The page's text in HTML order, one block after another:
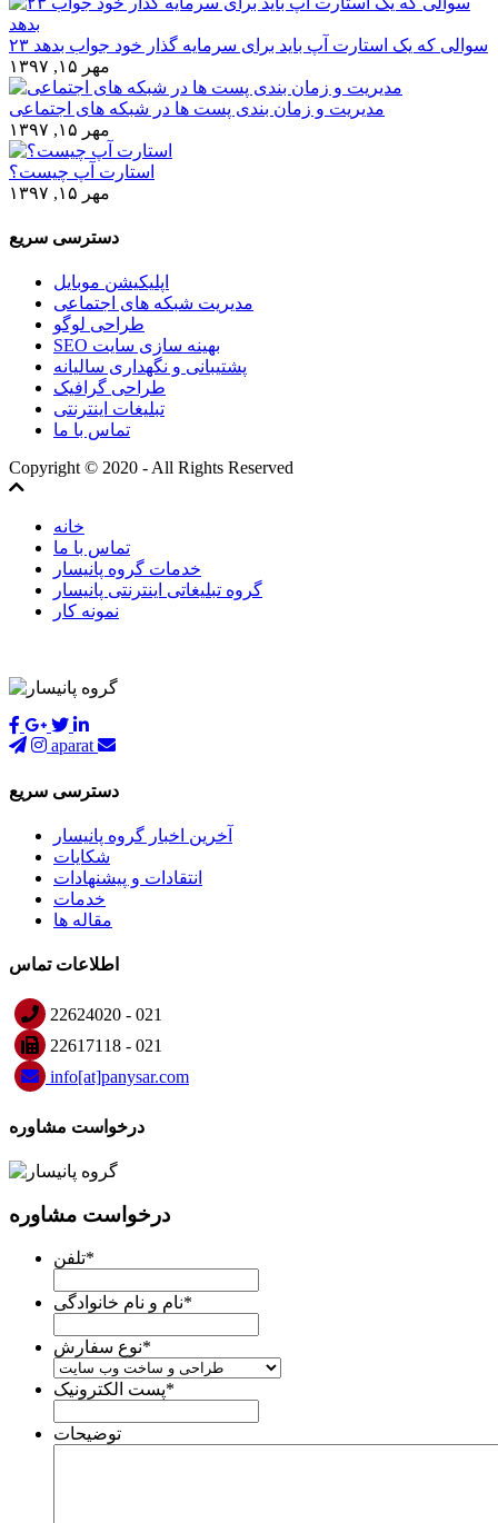
۲۳ سوالی که یک استارت آپ باید برای سرمایه گذار خود جواب بدهد
مهر ۱۵, ۱۳۹۷
مدیریت و زمان بندی پست ها در شبکه های اجتماعی
مهر ۱۵, ۱۳۹۷
استارت آپ چیست؟
مهر ۱۵, ۱۳۹۷
دسترسی سریع
اپلیکیشن موبایل
مدیریت شبکه های اجتماعی
طراحی لوگو
SEO بهینه سازی سایت
پشتیبانی و نگهداری سالیانه
طراحی گرافیک
تبلیغات اینترنتی
تماس با ما
Copyright © 2020 - All Rights Reserved
خانه
تماس با ما
خدمات گروه پانیسار
گروه تبلیغاتی اینترنتی پانیسار
نمونه کار
aparat
دسترسی سریع
آخرین اخبار گروه پانیسار
شکایات
انتقادات و پیشنهادات
خدمات
مقاله ها
اطلاعات تماس
22624020 - 021
22617118 - 021
info[at]panysar.com
درخواست مشاوره
درخواست مشاوره
تلفن*
نام و نام خانوادگی*
نوع سفارش*
پست الکترونیک*
توضیحات